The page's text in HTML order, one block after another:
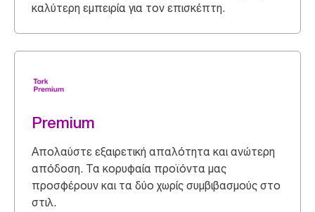
καλύτερη εμπειρία για τον επισκέπτη.
Premium
Απολαύστε εξαιρετική απαλότητα και ανώτερη
απόδοση. Τα κορυφαία προϊόντα μας
προσφέρουν και τα δύο χωρίς συμβιβασμούς στο
στιλ.